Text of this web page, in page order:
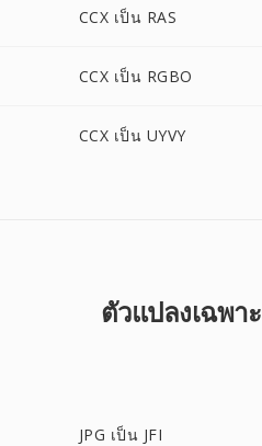
CCX เป็น RAS
CCX เป็น RGBO
CCX เป็น UYVY
ตัวแปลงเฉพาะ
JPG เป็น JFI